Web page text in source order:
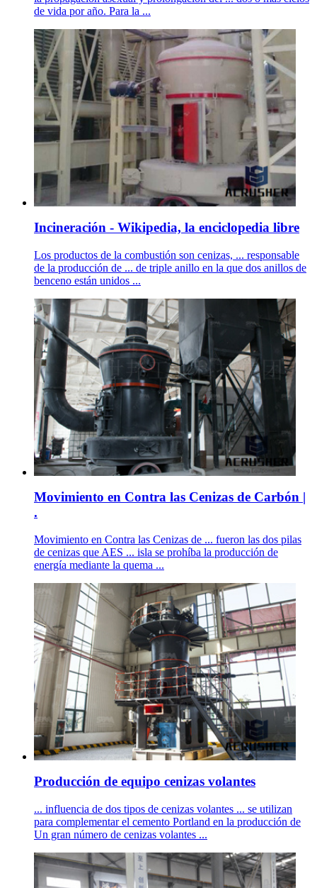
de vida por año. Para la ...
Incineración - Wikipedia, la enciclopedia libre
Los productos de la combustión son cenizas, ... responsable
de la producción de ... de triple anillo en la que dos anillos de
benceno están unidos ...
Movimiento en Contra las Cenizas de Carbón |
.
Movimiento en Contra las Cenizas de ... fueron las dos pilas
de cenizas que AES ... isla se prohíba la producción de
energía mediante la quema ...
Producción de equipo cenizas volantes
... influencia de dos tipos de cenizas volantes ... se utilizan
para complementar el cemento Portland en la producción de
Un gran número de cenizas volantes ...